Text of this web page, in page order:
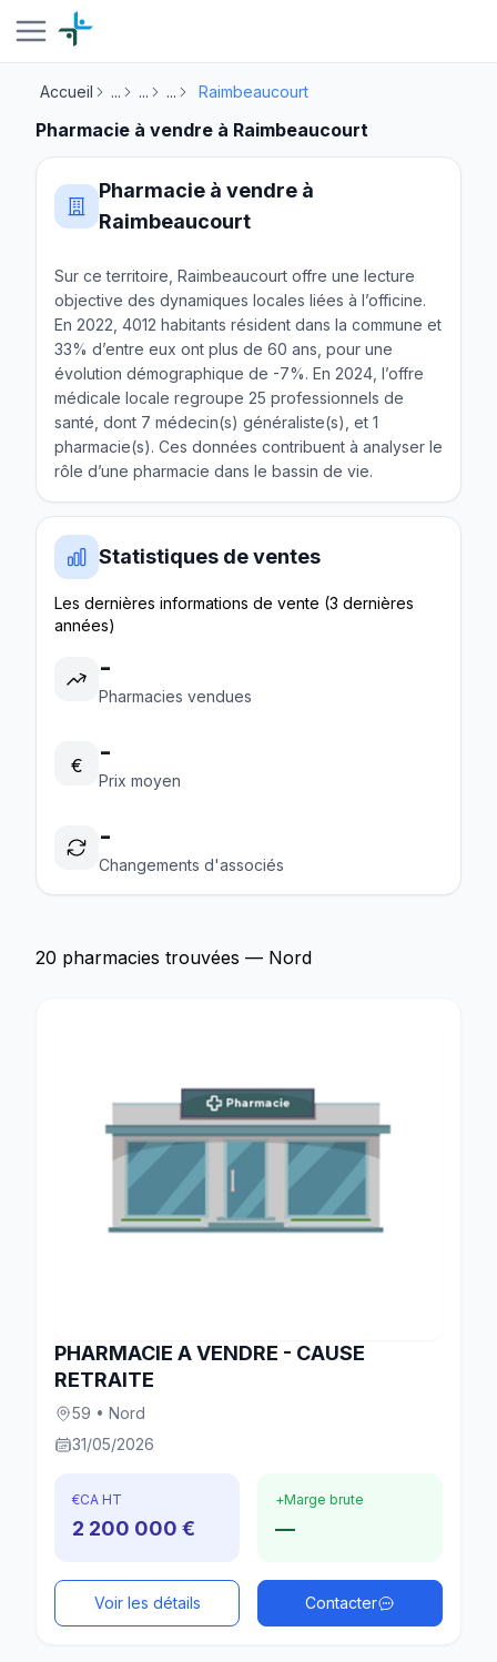
Accueil ... ... ... Raimbeaucourt
Pharmacie à vendre à Raimbeaucourt
Pharmacie à vendre à
Raimbeaucourt
Sur ce territoire, Raimbeaucourt offre une lecture
objective des dynamiques locales liées à l’officine.
En 2022, 4012 habitants résident dans la commune et
33% d’entre eux ont plus de 60 ans, pour une
évolution démographique de -7%. En 2024, l’offre
médicale locale regroupe 25 professionnels de
santé, dont 7 médecin(s) généraliste(s), et 1
pharmacie(s). Ces données contribuent à analyser le
rôle d’une pharmacie dans le bassin de vie.
Statistiques de ventes
Les dernières informations de vente (3 dernières
années)
-
Pharmacies vendues
€ -
Prix moyen
-
Changements d'associés
20 pharmacies trouvées — Nord
PHARMACIE A VENDRE - CAUSE
RETRAITE
59 • Nord
31/05/2026
€CA HT
2 200 000 €
+Marge brute
—
Voir les détails Contacter